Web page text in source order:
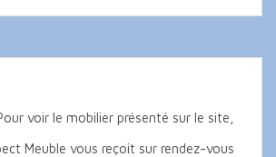
voir le mobilier présenté sur le site,
Meuble vous reçoit sur rendez-vous